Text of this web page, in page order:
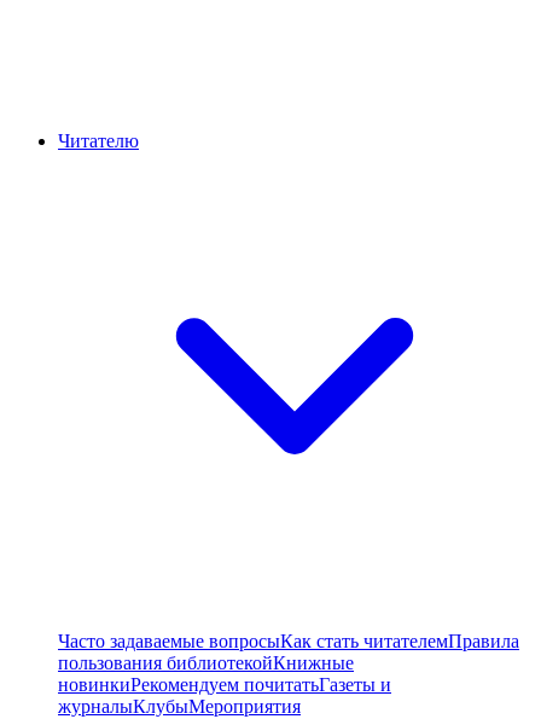
Читателю
Часто задаваемые вопросыКак стать читателемПравила
пользования библиотекойКнижные
новинкиРекомендуем почитатьГазеты и
журналыКлубыМероприятия